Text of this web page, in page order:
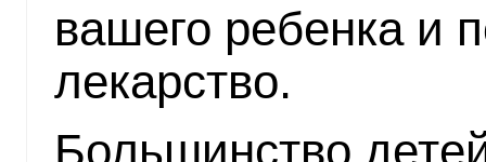
вашего ребенка и
лекарство.
Большинство